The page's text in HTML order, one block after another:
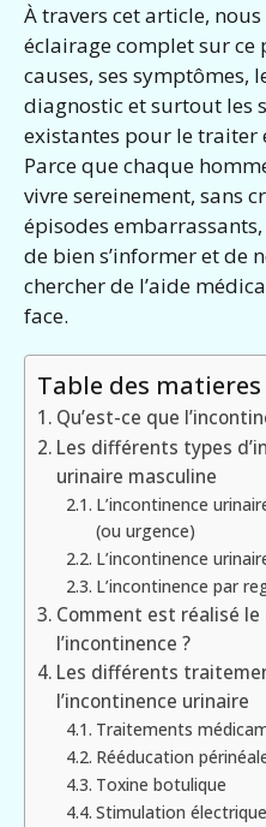
À travers cet article,
éclairage complet sur ce
causes, ses symptômes,
diagnostic et surtout les
existantes pour le traiter
Parce que chaque
vivre sereinement, sans
épisodes
de bien s’informer et de
chercher de l’aide
face.
Table des matieres
Qu’est-ce que
Les différents types
urinaire masculine
L’incontinence
(ou urgence)
L’incontinence
L’incontinence par
Comment est réalisé
l’incontinence ?
Les différents
l’incontinence urinaire
Traitements
Rééducation
Toxine botulique
Stimulation électrique